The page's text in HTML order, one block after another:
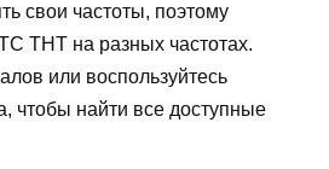
свои частоты, поэтому
ТНТ на разных частотах.
или воспользуйтесь
чтобы найти все доступные